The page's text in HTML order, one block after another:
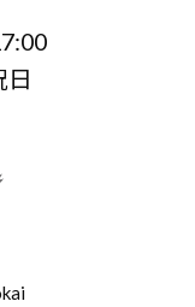
日